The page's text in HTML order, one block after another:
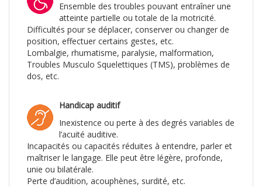
Ensemble des troubles pouvant entraîner une
atteinte partielle ou totale de la motricité.
Difficultés pour se déplacer, conserver ou changer de
position, effectuer certains gestes, etc.
Lombalgie, rhumatisme, para­lysie, malformation,
Troubles Musculo Squelettiques (TMS), problèmes de
dos, etc.
Handicap auditif
Inexistence ou perte à des de­grés variables de
l’acuité auditive.
Incapacités ou capacités réduites à entendre, parler et
maîtriser le langage. Elle peut être légère, profonde,
unie ou bilatérale.
Perte d’audition, acou­phènes, surdité, etc.